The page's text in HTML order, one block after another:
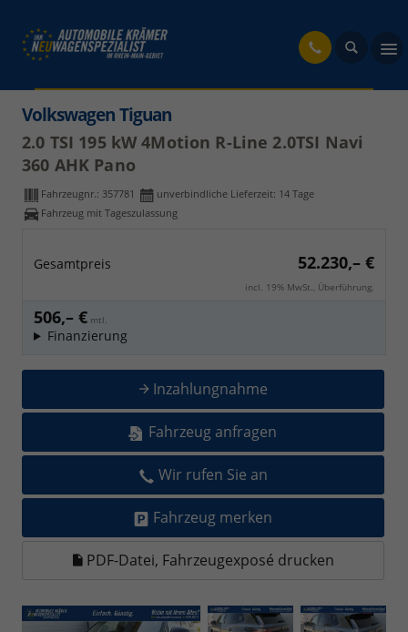
Volkswagen Tiguan
2.0 TSI 195 kW 4Motion R-Line 2.0TSI Navi
360 AHK Pano
Fahrzeugnr.: 357781 unverbindliche Lieferzeit: 14 Tage
Fahrzeug mit Tageszulassung
Gesamtpreis 52.230,– €
incl. 19% MwSt., Überführung.
506,– € mtl.
Finanzierung
Inzahlungnahme
Fahrzeug anfragen
Wir rufen Sie an
Fahrzeug merken
PDF-Datei, Fahrzeugexposé drucken